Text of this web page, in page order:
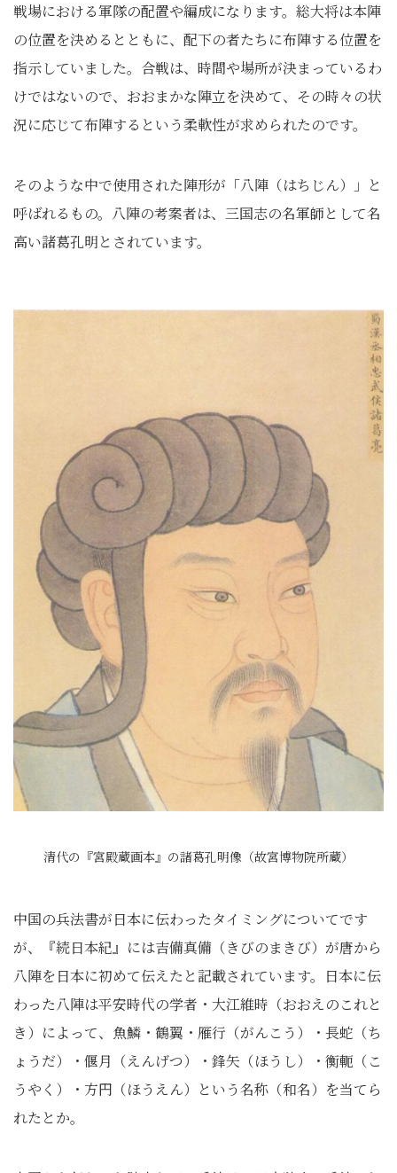
戦場における軍隊の配置や編成になります。総大将は本陣
の位置を決めるとともに、配下の者たちに布陣する位置を
指示していました。合戦は、時間や場所が決まっているわ
けではないので、おおまかな陣立を決めて、その時々の状
況に応じて布陣するという柔軟性が求められたのです。
そのような中で使用された陣形が「八陣（はちじん）」と
呼ばれるもの。八陣の考案者は、三国志の名軍師として名
高い諸葛孔明とされています。
清代の『宮殿蔵画本』の諸葛孔明像（故宮博物院所蔵）
中国の兵法書が日本に伝わったタイミングについてです
が、『続日本紀』には吉備真備（きびのまきび）が唐から
八陣を日本に初めて伝えたと記載されています。日本に伝
わった八陣は平安時代の学者・大江維時（おおえのこれと
き）によって、魚鱗・鶴翼・雁行（がんこう）・長蛇（ち
ょうだ）・偃月（えんげつ）・鋒矢（ほうし）・衡軛（こ
うやく）・方円（ほうえん）という名称（和名）を当てら
れたとか。